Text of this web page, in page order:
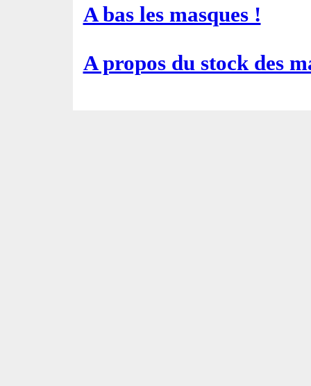
A bas les masques !
A propos du stock des